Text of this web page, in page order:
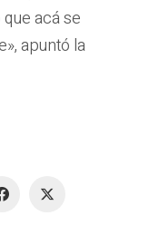
acá se
apuntó la